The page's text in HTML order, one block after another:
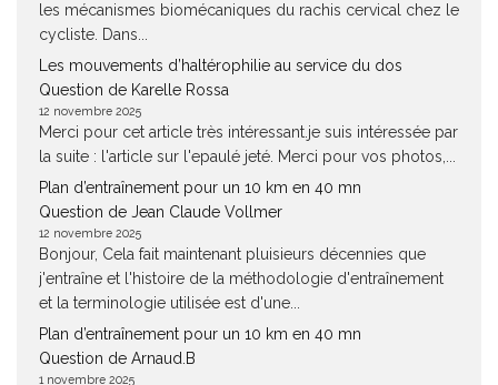
les mécanismes biomécaniques du rachis cervical chez le
cycliste. Dans...
Les mouvements d’haltérophilie au service du dos
Question de Karelle Rossa
12 novembre 2025
Merci pour cet article très intéressant.je suis intéressée par
la suite : l'article sur l'epaulé jeté. Merci pour vos photos,...
Plan d’entraînement pour un 10 km en 40 mn
Question de Jean Claude Vollmer
12 novembre 2025
Bonjour, Cela fait maintenant pluisieurs décennies que
j'entraîne et l'histoire de la méthodologie d'entraînement
et la terminologie utilisée est d'une...
Plan d’entraînement pour un 10 km en 40 mn
Question de Arnaud.B
1 novembre 2025